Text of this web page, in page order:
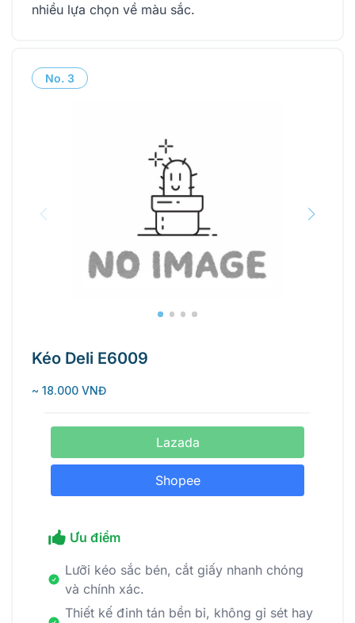
nhiều lựa chọn về màu sắc.
No. 3
Kéo Deli E6009
~ 18.000 VNĐ
Lazada
Shopee
Ưu điểm
Lưỡi kéo sắc bén, cắt giấy nhanh chóng
và chính xác.
Thiết kế đinh tán bền bỉ, không gỉ sét hay